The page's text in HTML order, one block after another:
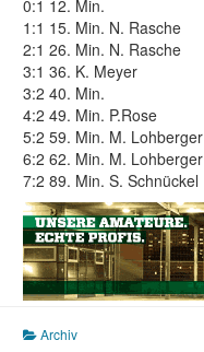
0:1 12. Min.
1:1 15. Min. N. Rasche
2:1 26. Min. N. Rasche
3:1 36. K. Meyer
3:2 40. Min.
4:2 49. Min. P.Rose
5:2 59. Min. M. Lohberger
6:2 62. Min. M. Lohberger
7:2 89. Min. S. Schnückel
Archiv